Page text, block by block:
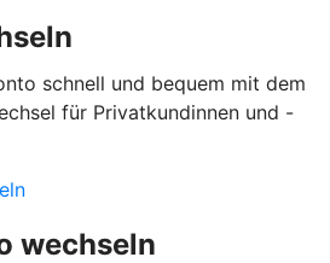
schnell und bequem mit dem
für Privatkundinnen und -
wechseln